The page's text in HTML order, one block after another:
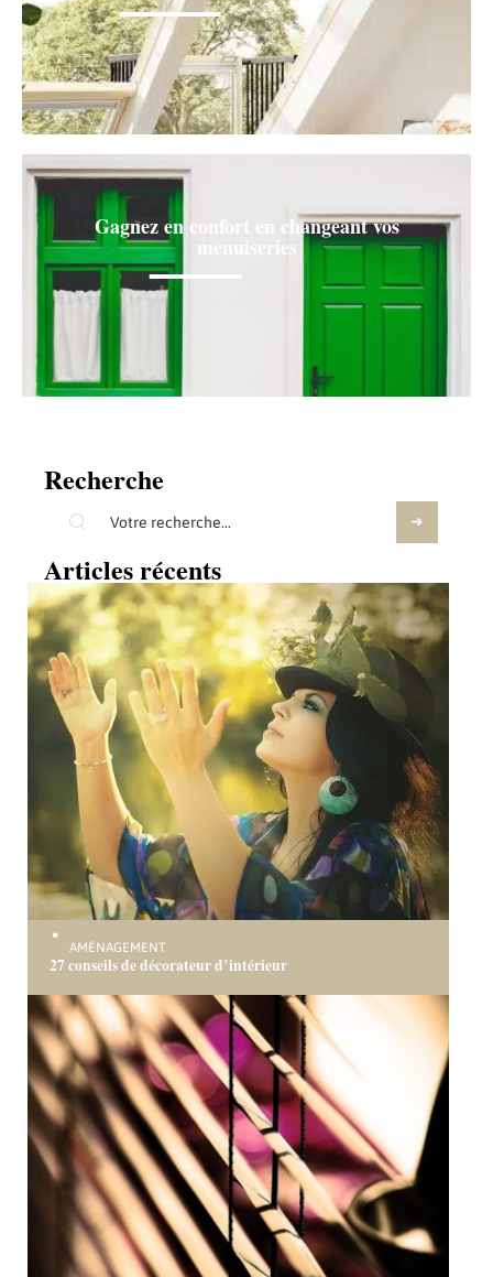
Gagnez en confort en changeant vos
menuiseries
Recherche
Articles récents
AMÉNAGEMENT
27 conseils de décorateur d’intérieur